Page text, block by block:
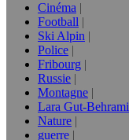
Cinéma
Football
Ski Alpin
Police
Fribourg
Russie
Montagne
Lara Gut-Behrami
Nature
guerre